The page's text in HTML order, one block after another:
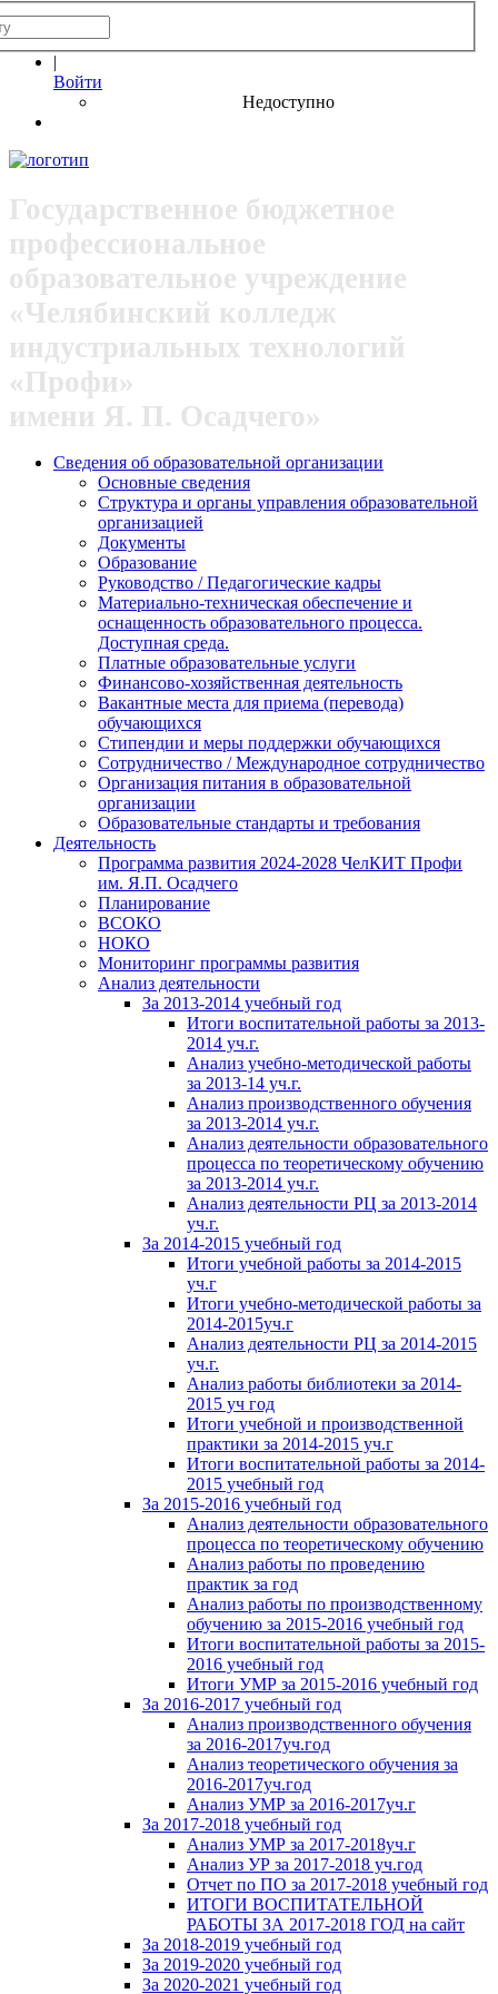
|
Войти
Недоступно
Государственное бюджетное
профессиональное
образовательное учреждение
«Челябинский колледж
индустриальных технологий
«Профи»
имени Я. П. Осадчего»
Сведения об образовательной организации
Основные сведения
Структура и органы управления образовательной
организацией
Документы
Образование
Руководство / Педагогические кадры
Материально-техническая обеспечение и
оснащенность образовательного процесса.
Доступная среда.
Платные образовательные услуги
Финансово-хозяйственная деятельность
Вакантные места для приема (перевода)
обучающихся
Стипендии и меры поддержки обучающихся
Сотрудничество / Международное сотрудничество
Организация питания в образовательной
организации
Образовательные стандарты и требования
Деятельность
Программа развития 2024-2028 ЧелКИТ Профи
им. Я.П. Осадчего
Планирование
ВСОКО
НОКО
Мониторинг программы развития
Анализ деятельности
За 2013-2014 учебный год
Итоги воспитательной работы за 2013-
2014 уч.г.
Анализ учебно-методической работы
за 2013-14 уч.г.
Анализ производственного обучения
за 2013-2014 уч.г.
Анализ деятельности образовательного
процесса по теоретическому обучению
за 2013-2014 уч.г.
Анализ деятельности РЦ за 2013-2014
уч.г.
За 2014-2015 учебный год
Итоги учебной работы за 2014-2015
уч.г
Итоги учебно-методической работы за
2014-2015уч.г
Анализ деятельности РЦ за 2014-2015
уч.г.
Анализ работы библиотеки за 2014-
2015 уч год
Итоги учебной и производственной
практики за 2014-2015 уч.г
Итоги воспитательной работы за 2014-
2015 учебный год
За 2015-2016 учебный год
Анализ деятельности образовательного
процесса по теоретическому обучению
Анализ работы по проведению
практик за год
Анализ работы по производственному
обучению за 2015-2016 учебный год
Итоги воспитательной работы за 2015-
2016 учебный год
Итоги УМР за 2015-2016 учебный год
За 2016-2017 учебный год
Анализ производственного обучения
за 2016-2017уч.год
Анализ теоретического обучения за
2016-2017уч.год
Анализ УМР за 2016-2017уч.г
За 2017-2018 учебный год
Анализ УМР за 2017-2018уч.г
Анализ УР за 2017-2018 уч.год
Отчет по ПО за 2017-2018 учебный год
ИТОГИ ВОСПИТАТЕЛЬНОЙ
РАБОТЫ ЗА 2017-2018 ГОД на сайт
За 2018-2019 учебный год
За 2019-2020 учебный год
За 2020-2021 учебный год